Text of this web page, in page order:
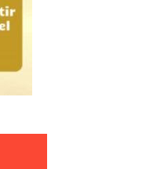
Residencial Amalia